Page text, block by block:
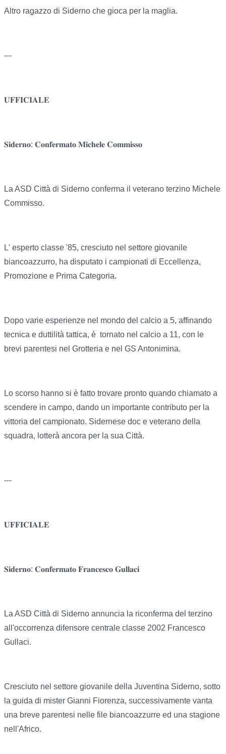
Altro ragazzo di Siderno che gioca per la maglia.
---
𝐔𝐅𝐅𝐈𝐂𝐈𝐀𝐋𝐄
𝐒𝐢𝐝𝐞𝐫𝐧𝐨: 𝐂𝐨𝐧𝐟𝐞𝐫𝐦𝐚𝐭𝐨 𝐌𝐢𝐜𝐡𝐞𝐥𝐞 𝐂𝐨𝐦𝐦𝐢𝐬𝐬𝐨
La ASD Città di Siderno conferma il veterano terzino Michele
Commisso.
L' esperto classe '85, cresciuto nel settore giovanile
biancoazzurro, ha disputato i campionati di Eccellenza,
Promozione e Prima Categoria.
Dopo varie esperienze nel mondo del calcio a 5, affinando
tecnica e duttilità tattica, è tornato nel calcio a 11, con le
brevi parentesi nel Grotteria e nel GS Antonimina.
Lo scorso hanno si è fatto trovare pronto quando chiamato a
scendere in campo, dando un importante contributo per la
vittoria del campionato. Sidernese doc e veterano della
squadra, lotterà ancora per la sua Città.
---
𝐔𝐅𝐅𝐈𝐂𝐈𝐀𝐋𝐄
𝐒𝐢𝐝𝐞𝐫𝐧𝐨: 𝐂𝐨𝐧𝐟𝐞𝐫𝐦𝐚𝐭𝐨 𝐅𝐫𝐚𝐧𝐜𝐞𝐬𝐜𝐨 𝐆𝐮𝐥𝐥𝐚𝐜𝐢
La ASD Città di Siderno annuncia la riconferma del terzino
all'occorrenza difensore centrale classe 2002 Francesco
Gullaci.
Cresciuto nel settore giovanile della Juventina Siderno, sotto
la guida di mister Gianni Fiorenza, successivamente vanta
una breve parentesi nelle file biancoazzurre ed una stagione
nell'Africo.